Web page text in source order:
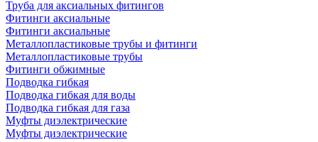
Труба для аксиальных фитингов
Фитинги аксиальные
Фитинги аксиальные
Металлопластиковые трубы и фитинги
Металлопластиковые трубы
Фитинги обжимные
Подводка гибкая
Подводка гибкая для воды
Подводка гибкая для газа
Муфты диэлектрические
Муфты диэлектрические